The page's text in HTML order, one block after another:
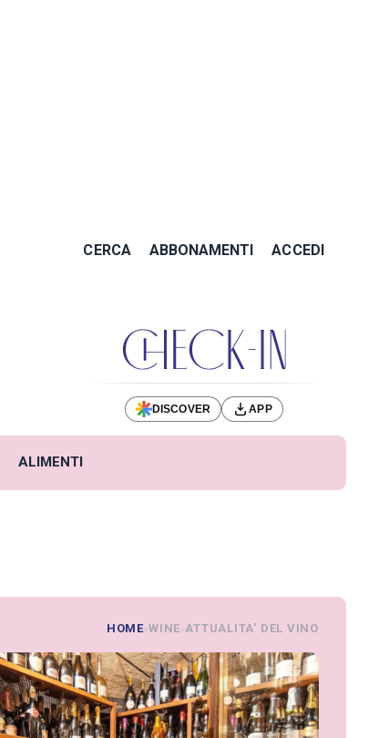
CERCA ABBONAMENTI ACCEDI
DISCOVER APP
ALIMENTI
HOME»WINE»ATTUALITA' DEL VINO